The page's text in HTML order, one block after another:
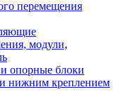
перемещения
модули,
опорные блоки
нижним креплением